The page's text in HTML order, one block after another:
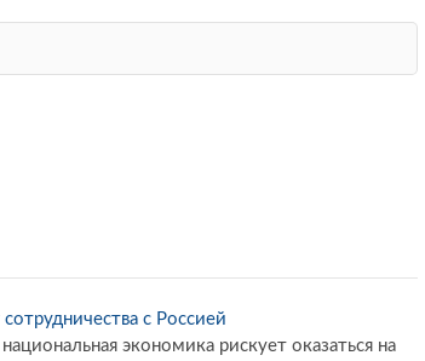
с Россией
экономика рискует оказаться на